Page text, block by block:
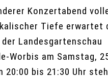
Konzertabend
Tiefe erwartet
der Landesgartenschau
Worbis am Samstag,
20:00 bis 21:30 Uhr